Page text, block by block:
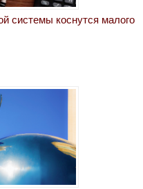
системы коснутся малого